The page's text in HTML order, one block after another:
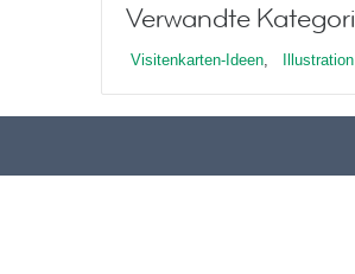
Verwandte
Visitenkarten-Ideen, Illustration